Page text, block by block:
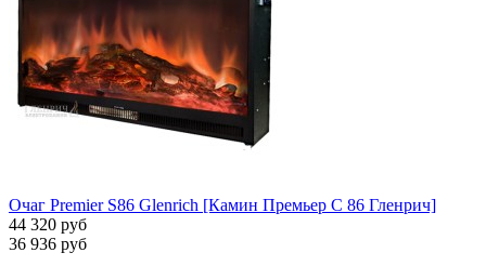
Очаг Premier S86 Glenrich [Камин Премьер С 86 Гленрич]
44 320 руб
36 936 руб